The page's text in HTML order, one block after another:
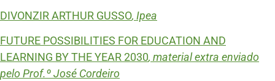
DIVONZIR ARTHUR GUSSO, Ipea
FUTURE POSSIBILITIES FOR EDUCATION AND
LEARNING BY THE YEAR 2030, material extra enviado
pelo Prof.º José Cordeiro